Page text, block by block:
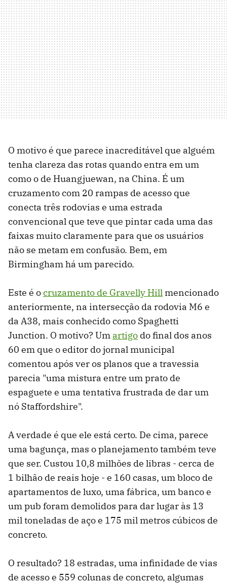
O motivo é que parece inacreditável que alguém
tenha clareza das rotas quando entra em um
como o de Huangjuewan, na China. É um
cruzamento com 20 rampas de acesso que
conecta três rodovias e uma estrada
convencional que teve que pintar cada uma das
faixas muito claramente para que os usuários
não se metam em confusão. Bem, em
Birmingham há um parecido.
Este é ocruzamento de Gravelly Hill mencionado
anteriormente, na intersecção da rodovia M6 e
da A38, mais conhecido como Spaghetti
Junction. O motivo? Um artigo do final dos anos
60 em que o editor do jornal municipal
comentou após ver os planos que a travessia
parecia "uma mistura entre um prato de
espaguete e uma tentativa frustrada de dar um
nó Staffordshire".
A verdade é que ele está certo. De cima, parece
uma bagunça, mas o planejamento também teve
que ser. Custou 10,8 milhões de libras - cerca de
1 bilhão de reais hoje - e 160 casas, um bloco de
apartamentos de luxo, uma fábrica, um banco e
um pub foram demolidos para dar lugar às 13
mil toneladas de aço e 175 mil metros cúbicos de
concreto.
O resultado? 18 estradas, uma infinidade de vias
de acesso e 559 colunas de concreto, algumas